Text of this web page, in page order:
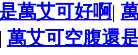
萬艾可好啊|
| 萬艾可空腹還